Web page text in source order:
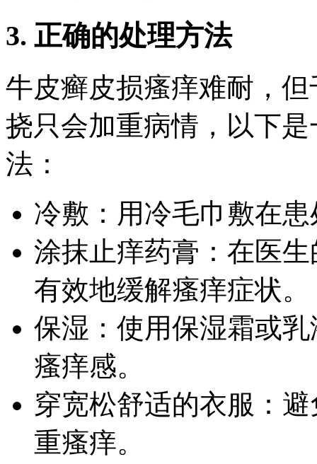
3. 正确的处理方法
牛皮癣皮损瘙痒难耐，
挠只会加重病情，以下
法：
冷敷：用冷毛巾敷在
涂抹止痒药膏：在医
有效地缓解瘙痒症状。
保湿：使用保湿霜或
瘙痒感。
穿宽松舒适的衣服：
重瘙痒。